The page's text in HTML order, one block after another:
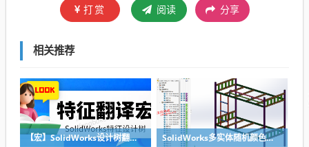
打赏 阅读 分享
相关推荐
【宏】SolidWorks设计树翻译宏下载，实现特征的中英翻译 SolidWorks多实体随机颜色宏下载，多实体钣金焊件随机上色